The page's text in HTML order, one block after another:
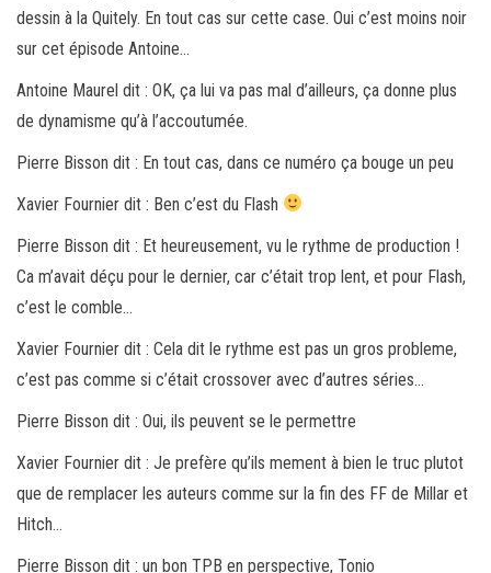
dessin à la Quitely. En tout cas sur cette case. Oui c’est moins noir
sur cet épisode Antoine…
Antoine Maurel dit : OK, ça lui va pas mal d’ailleurs, ça donne plus
de dynamisme qu’à l’accoutumée.
Pierre Bisson dit : En tout cas, dans ce numéro ça bouge un peu
Xavier Fournier dit : Ben c’est du Flash
Pierre Bisson dit : Et heureusement, vu le rythme de production !
Ca m’avait déçu pour le dernier, car c’était trop lent, et pour Flash,
c’est le comble…
Xavier Fournier dit : Cela dit le rythme est pas un gros probleme,
c’est pas comme si c’était crossover avec d’autres séries…
Pierre Bisson dit : Oui, ils peuvent se le permettre
Xavier Fournier dit : Je prefère qu’ils mement à bien le truc plutot
que de remplacer les auteurs comme sur la fin des FF de Millar et
Hitch…
Pierre Bisson dit : un bon TPB en perspective, Tonio